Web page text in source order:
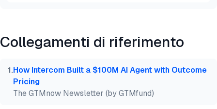
@misc{dilmegani2026,
title  = {{ChatGPT per l'assistenza clienti: i
  month  = mar,
howpublished    = {\url{https://aimultiple.com/
Collegamenti di riferimento
1.How Intercom Built a $100M AI Agent with Outcome
Pricing
The GTMnow Newsletter (by GTMfund)